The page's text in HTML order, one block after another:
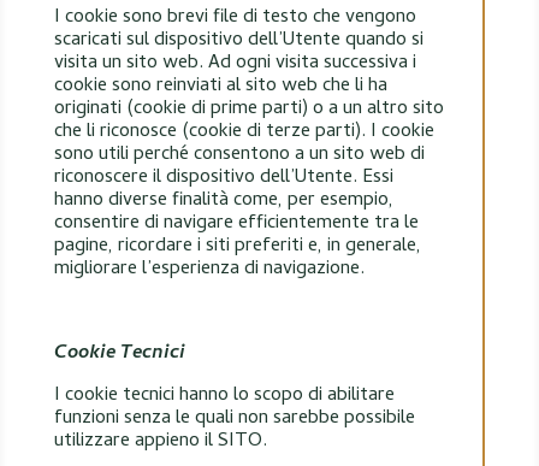
I cookie sono brevi file di testo che vengono
scaricati sul dispositivo dell’Utente quando si
visita un sito web. Ad ogni visita successiva i
cookie sono reinviati al sito web che li ha
originati (cookie di prime parti) o a un altro sito
che li riconosce (cookie di terze parti). I cookie
sono utili perché consentono a un sito web di
riconoscere il dispositivo dell’Utente. Essi
hanno diverse finalità come, per esempio,
consentire di navigare efficientemente tra le
pagine, ricordare i siti preferiti e, in generale,
migliorare l’esperienza di navigazione.
Cookie Tecnici
I cookie tecnici hanno lo scopo di abilitare
funzioni senza le quali non sarebbe possibile
utilizzare appieno il SITO.